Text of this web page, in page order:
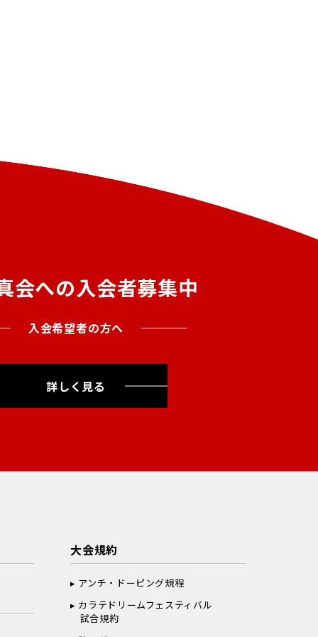
会への入会者募集中
入会希望者の方へ
詳しく見る
大会規約
アンチ・ドーピング規程
カラテドリームフェスティバル
試合規約